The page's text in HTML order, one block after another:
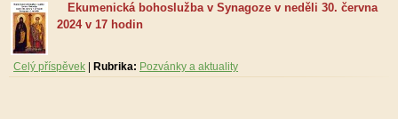
Ekumenická bohoslužba v Synagoze v neděli 30. června
2024 v 17 hodin
Celý příspěvek Rubrika: Pozvánky a aktuality